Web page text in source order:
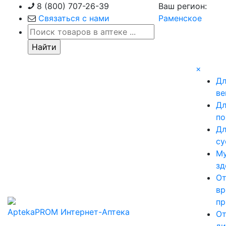
content
8 (800) 707-26-39
Связаться с нами
Ваш регион:
Раменское
AptekaPROM Интернет-Аптека
×